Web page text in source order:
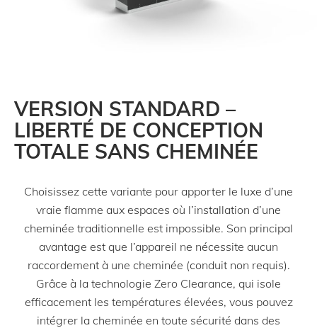
VERSION STANDARD –
LIBERTÉ DE CONCEPTION
TOTALE SANS CHEMINÉE
Choisissez cette variante pour apporter le luxe d’une
vraie flamme aux espaces où l’installation d’une
cheminée traditionnelle est impossible. Son principal
avantage est que l’appareil ne nécessite aucun
raccordement à une cheminée (conduit non requis).
Grâce à la technologie Zero Clearance, qui isole
efficacement les températures élevées, vous pouvez
intégrer la cheminée en toute sécurité dans des